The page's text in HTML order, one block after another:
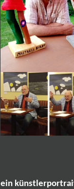
ein